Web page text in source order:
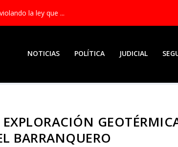
la ley que ...
NOTICIAS POLÍTICA JUDICIAL
BARRANQUERO